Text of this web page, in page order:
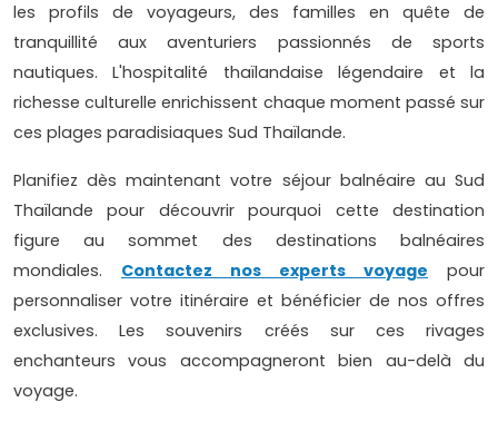
les profils de voyageurs, des familles en quête de
tranquillité aux aventuriers passionnés de sports
nautiques. L'hospitalité thaïlandaise légendaire et la
richesse culturelle enrichissent chaque moment passé sur
ces plages paradisiaques Sud Thaïlande.
Planifiez dès maintenant votre séjour balnéaire au Sud
Thaïlande pour découvrir pourquoi cette destination
figure au sommet des destinations balnéaires
mondiales. Contactez nos experts voyage pour
personnaliser votre itinéraire et bénéficier de nos offres
exclusives. Les souvenirs créés sur ces rivages
enchanteurs vous accompagneront bien au-delà du
voyage.